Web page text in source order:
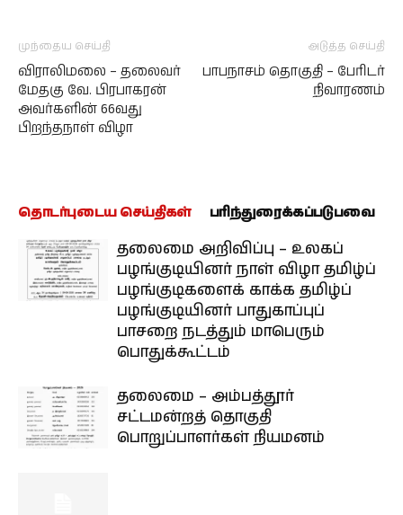
முந்தைய செய்தி
விராலிமலை – தலைவர்
மேதகு வே. பிரபாகரன்
அவர்களின் 66வது
பிறந்தநாள் விழா
அடுத்த செய்தி
பாபநாசம் தொகுதி – பேரிடர்
நிவாரணம்
தொடர்புடைய செய்திகள் பரிந்துரைக்கப்படுபவை
தலைமை அறிவிப்பு – உலகப்
பழங்குடியினர் நாள் விழா தமிழ்ப்
பழங்குடிகளைக் காக்க தமிழ்ப்
பழங்குடியினர் பாதுகாப்புப்
பாசறை நடத்தும் மாபெரும்
பொதுக்கூட்டம்
தலைமை – அம்பத்தூர்
சட்டமன்றத் தொகுதி
பொறுப்பாளர்கள் நியமனம்